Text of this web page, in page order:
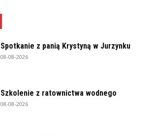
Spotkanie z panią Krystyną w Jurzynku
08-08-2026
Szkolenie z ratownictwa wodnego
08-08-2026